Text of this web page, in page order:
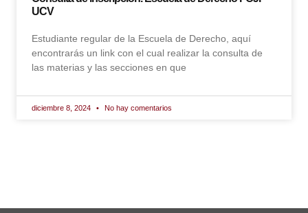
UCV
Estudiante regular de la Escuela de Derecho, aquí
encontrarás un link con el cual realizar la consulta de
las materias y las secciones en que
diciembre 8, 2024 No hay comentarios